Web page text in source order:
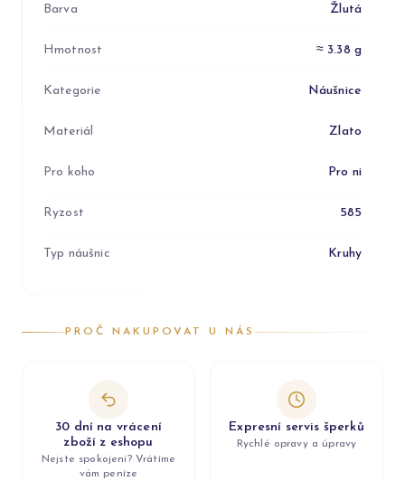
Barva Žlutá
Hmotnost ≈ 3.38 g
Kategorie Náušnice
Materiál Zlato
Pro koho Pro ni
Ryzost 585
Typ náušnic Kruhy
PROČ NAKUPOVAT U NÁS
30 dní na vrácení
zboží z eshopu
Nejste spokojeni? Vrátíme
vám peníze
Expresní servis šperků
Rychlé opravy a úpravy